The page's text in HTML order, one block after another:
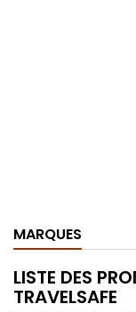
MARQUES
LISTE DES
TRAVELSAFE